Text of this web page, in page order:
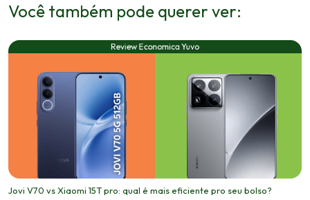
Você também pode querer ver:
Jovi V70 vs Xiaomi 15T pro: qual é mais eficiente pro seu bolso?